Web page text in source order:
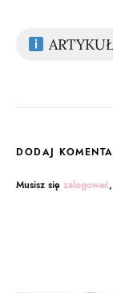
DODAJ
Musisz się zalogować